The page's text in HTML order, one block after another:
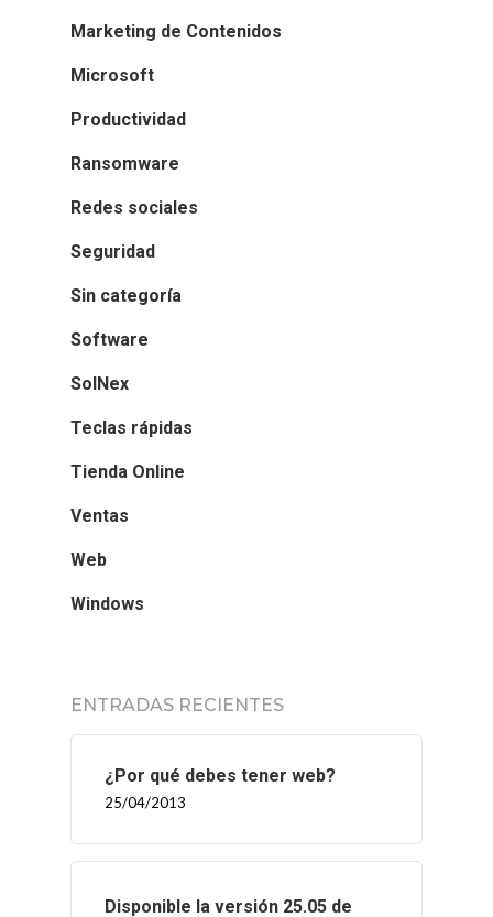
Marketing de Contenidos
Microsoft
Productividad
Ransomware
Redes sociales
Seguridad
Sin categoría
Software
SolNex
Teclas rápidas
Tienda Online
Ventas
Web
Windows
ENTRADAS RECIENTES
¿Por qué debes tener web?
25/04/2013
Disponible la versión 25.05 de